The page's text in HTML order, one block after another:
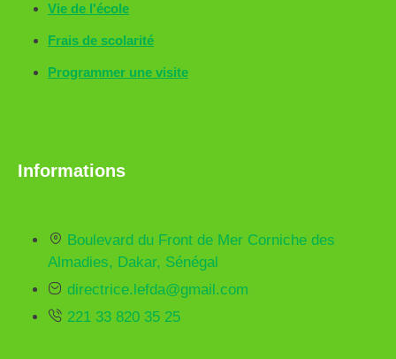
Vie de l'école
Frais de scolarité
Programmer une visite
Informations
Boulevard du Front de Mer Corniche des
Almadies, Dakar, Sénégal
directrice.lefda@gmail.com
221 33 820 35 25